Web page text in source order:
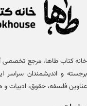
برجسته و اندیشمندان سراسر
عناوین فلسفه، حقوق، ادبیات